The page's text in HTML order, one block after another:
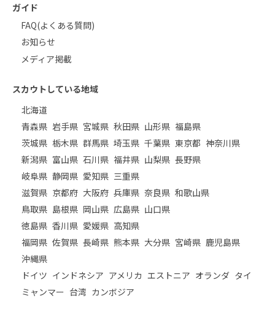
ガイド
FAQ(よくある質問)
お知らせ
メディア掲載
スカウトしている地域
北海道
青森県 岩手県 宮城県 秋田県 山形県 福島県
茨城県 栃木県 群馬県 埼玉県 千葉県 東京都 神奈川県
新潟県 富山県 石川県 福井県 山梨県 長野県
岐阜県 静岡県 愛知県 三重県
滋賀県 京都府 大阪府 兵庫県 奈良県 和歌山県
鳥取県 島根県 岡山県 広島県 山口県
徳島県 香川県 愛媛県 高知県
福岡県 佐賀県 長崎県 熊本県 大分県 宮崎県 鹿児島県
沖縄県
ドイツ インドネシア アメリカ エストニア オランダ タイ
ミャンマー 台湾 カンボジア